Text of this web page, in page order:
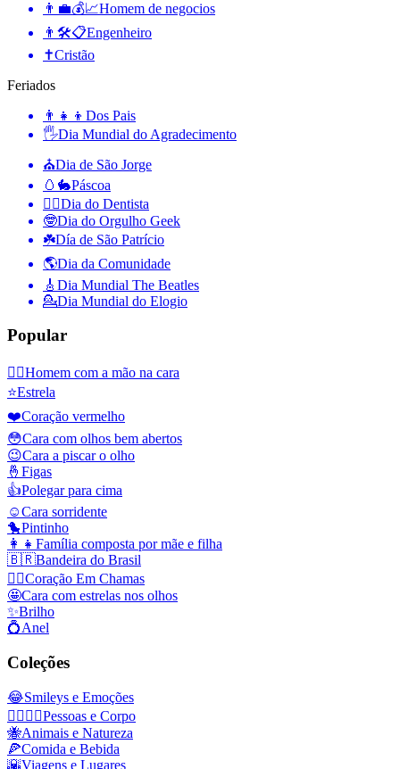
👨‍💼💰📈Homem de negocios
👨🛠📋Engenheiro
✝️Cristão
Feriados
👨‍👧‍👦 Dos Pais
🖐Dia Mundial do Agradecimento
⛪️Dia de São Jorge
🥚🐇Páscoa
👨‍⚕️Dia do Dentista
🤓Dia do Orgulho Geek
☘️Día de São Patrício
🌎Dia da Comunidade
🎸 Dia Mundial The Beatles
💁Dia Mundial do Elogio
Popular
🤦‍♂️Homem com a mão na cara
⭐Estrela
❤️Coração vermelho
😳Cara com olhos bem abertos
😉Cara a piscar o olho
🤞 Figas
👍Polegar para cima
☺️Cara sorridente
🐤Pintinho
👩‍👧 Família composta por mãe e filha
🇧🇷Bandeira do Brasil
❤️‍🔥Coração Em Chamas
🤩Cara com estrelas nos olhos
✨Brilho
💍Anel
Coleções
😂Smileys e Emoções
👩‍❤️‍💋‍👨Pessoas e Corpo
🐝Animais e Natureza
🍕Comida e Bebida
🌇Viagens e Lugares